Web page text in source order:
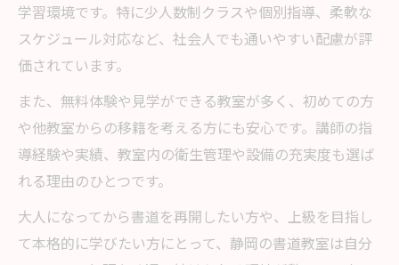
学習環境です。特に少人数制クラスや個別指導、柔軟な
スケジュール対応など、社会人でも通いやすい配慮が評
価されています。
また、無料体験や見学ができる教室が多く、初めての方
や他教室からの移籍を考える方にも安心です。講師の指
導経験や実績、教室内の衛生管理や設備の充実度も選ば
れる理由のひとつです。
大人になってから書道を再開したい方や、上級を目指し
て本格的に学びたい方にとって、静岡の書道教室は自分